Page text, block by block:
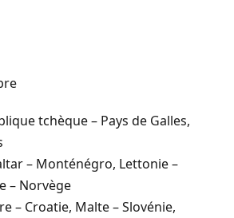
tchèque – Pays de Galles,
– Monténégro, Lettonie –
– Norvège
– Croatie, Malte – Slovénie,